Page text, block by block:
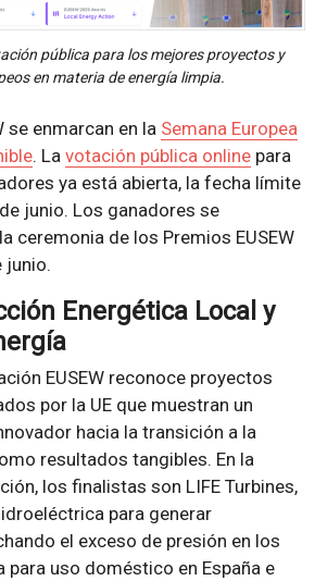
pública para los mejores proyectos y
en materia de energía limpia.
se enmarcan en la Semana Europea
. La votación pública onlinepara
ya está abierta, la fecha límite
junio. Los ganadores se
ceremonia de los Premios EUSEW
junio.
Energética Local y
EUSEW reconoce proyectos
por la UE que muestran un
hacia la transición a la
resultados tangibles. En la
los finalistas son LIFE Turbines,
para generar
el exceso de presión en los
uso doméstico en España e